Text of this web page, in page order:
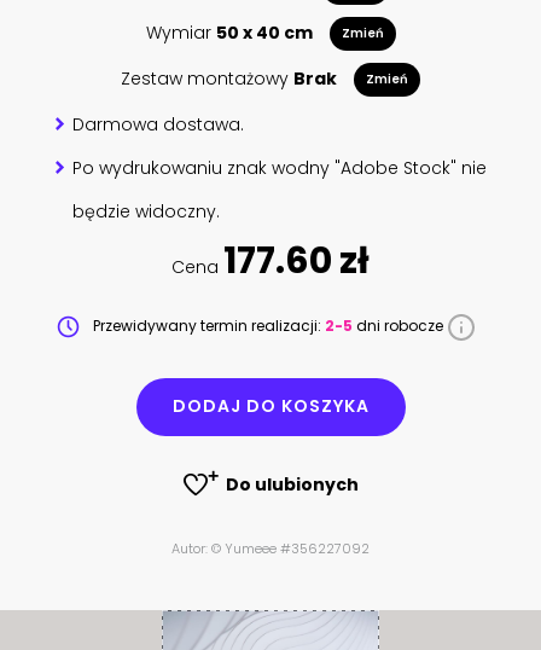
Wymiar 50 x 40 cm Zmień
Zestaw montażowy Brak Zmień
Darmowa dostawa.
Po wydrukowaniu znak wodny "Adobe Stock" nie
będzie widoczny.
Cena 177.60 zł
Przewidywany termin realizacji: 2-5 dni robocze
DODAJ DO KOSZYKA
Do ulubionych
Autor: © Yumeee #356227092